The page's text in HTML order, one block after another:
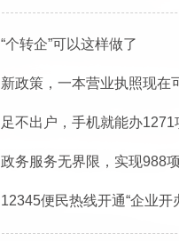
“个转企”可以这样做了
新政策，一本营业执照现在
足不出户，手机就能办1271
政务服务无界限，实现988
12345便民热线开通“企业开